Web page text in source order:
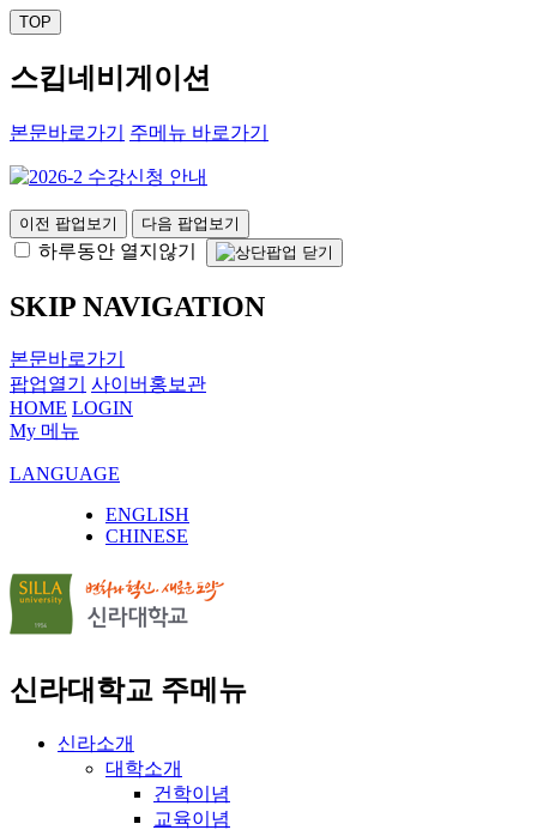
TOP
스킵네비게이션
본문바로가기 주메뉴 바로가기
이전 팝업보기 다음 팝업보기
하루동안 열지않기
SKIP NAVIGATION
본문바로가기
팝업열기
사이버홍보관
HOME LOGIN
My 메뉴
LANGUAGE
ENGLISH
CHINESE
신라대학교 주메뉴
신라소개
대학소개
건학이념
교육이념